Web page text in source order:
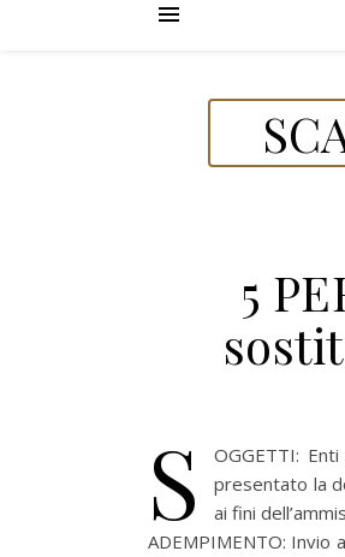
5
S
OGGETTI:
presentato la
ai fini
ADEMPIMENTO: Invio